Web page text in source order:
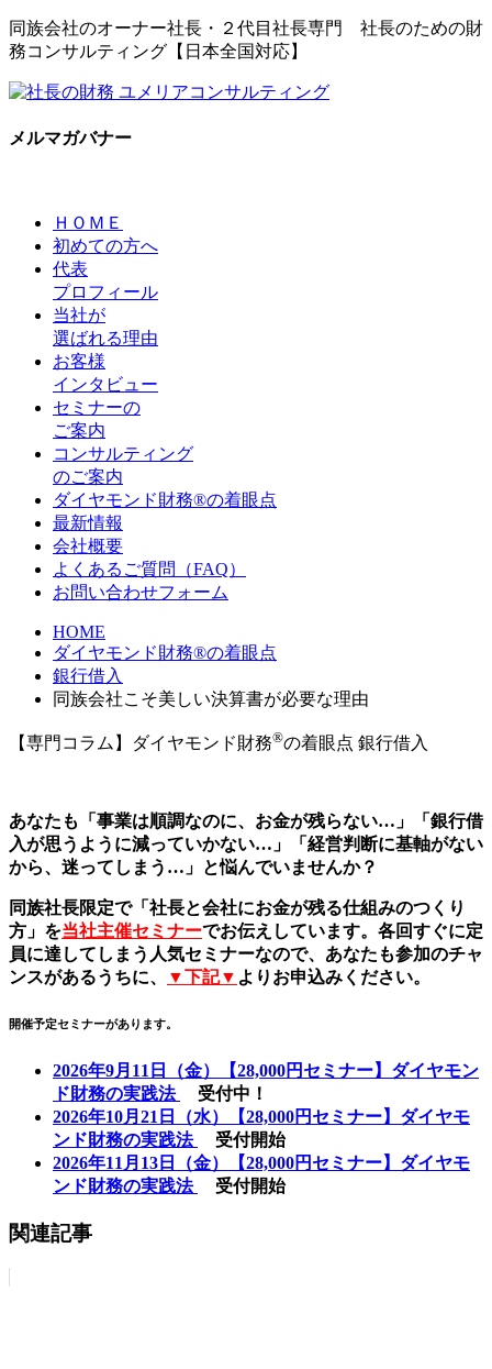
同族会社のオーナー社長・２代目社長専門 社長のための財
務コンサルティング【日本全国対応】
メルマガバナー
ＨＯＭＥ
初めての方へ
代表
プロフィール
当社が
選ばれる理由
お客様
インタビュー
セミナーの
ご案内
コンサルティング
のご案内
ダイヤモンド財務®の着眼点
最新情報
会社概要
よくあるご質問（FAQ）
お問い合わせフォーム
HOME
ダイヤモンド財務®の着眼点
銀行借入
同族会社こそ美しい決算書が必要な理由
【専門コラム】ダイヤモンド財務®の着眼点 銀行借入
あなたも「事業は順調なのに、お金が残らない…」「銀行借
入が思うように減っていかない…」「経営判断に基軸がない
から、迷ってしまう…」と悩んでいませんか？
同族社長限定で「社長と会社にお金が残る仕組みのつくり
方」を当社主催セミナーでお伝えしています。各回すぐに定
員に達してしまう人気セミナーなので、あなたも参加のチャ
ンスがあるうちに、
▼下記▼ よりお申込みください。
開催予定セミナーがあります。
2026年9月11日（金）【28,000円セミナー】ダイヤモン
ド財務の実践法
受付中！
2026年10月21日（水）【28,000円セミナー】ダイヤモ
ンド財務の実践法
受付開始
2026年11月13日（金）【28,000円セミナー】ダイヤモ
ンド財務の実践法
受付開始
関連記事